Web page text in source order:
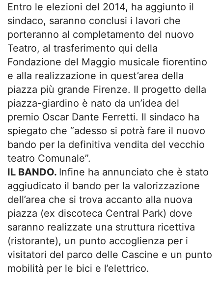
Entro le elezioni del 2014, ha aggiunto il
sindaco, saranno conclusi i lavori che
porteranno al completamento del nuovo
Teatro, al trasferimento qui della
Fondazione del Maggio musicale fiorentino
e alla realizzazione in quest’area della
piazza più grande Firenze. Il progetto della
piazza-giardino è nato da un’idea del
premio Oscar Dante Ferretti. Il sindaco ha
spiegato che “adesso si potrà fare il nuovo
bando per la definitiva vendita del vecchio
teatro Comunale”.
IL BANDO. Infine ha annunciato che è stato
aggiudicato il bando per la valorizzazione
dell’area che si trova accanto alla nuova
piazza (ex discoteca Central Park) dove
saranno realizzate una struttura ricettiva
(ristorante), un punto accoglienza per i
visitatori del parco delle Cascine e un punto
mobilità per le bici e l’elettrico.